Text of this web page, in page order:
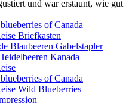
und war erstaunt, wie gut